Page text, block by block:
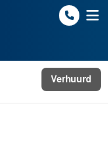
Verhuurd